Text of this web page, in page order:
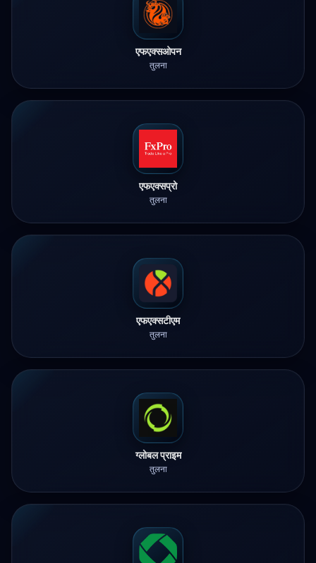
एफएक्सओपन
तुलना
एफएक्सप्रो
तुलना
एफएक्सटीएम
तुलना
ग्लोबल प्राइम
तुलना